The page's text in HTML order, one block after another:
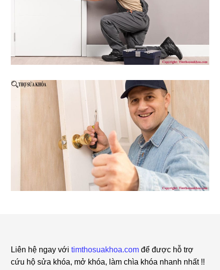
Liên hệ ngay vớitimthosuakhoa.com để được hỗ trợ
cứu hộ sửa khóa, mở khóa, làm chìa khóa nhanh nhất !!